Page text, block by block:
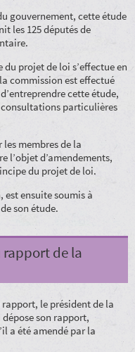
gouvernement, cette étude
les 125 députés de
projet de loi s’effectue en
commission est effectué
cette étude,
particulières
membres de la
l’objet d’amendements,
du projet de loi.
est ensuite soumis à
son étude.
rapport de la
le président de la
son rapport,
a été amendé par la